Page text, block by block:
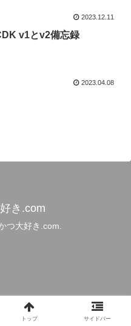
2023.12.11
v1とv2備忘録
2023.04.08
き.com
つ大好き.com.
トップ サイドバー